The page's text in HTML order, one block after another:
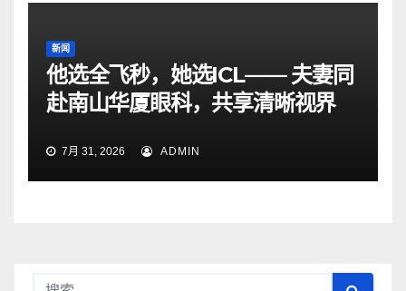
新闻
他选全飞秒，她选ICL—— 夫妻同
赴南山华厦眼科，共享清晰视界
7月 31, 2026 ADMIN